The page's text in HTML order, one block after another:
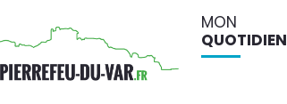
MON
QUOTIDIEN